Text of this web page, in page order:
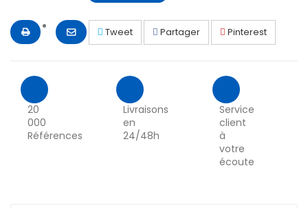
Tweet Partager Pinterest
20
000
Références
Livraisons
en
24/48h
Service
client
à
votre
écoute